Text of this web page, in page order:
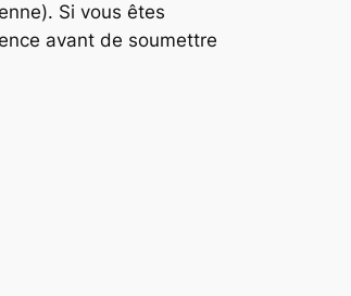
Si vous êtes
avant de soumettre